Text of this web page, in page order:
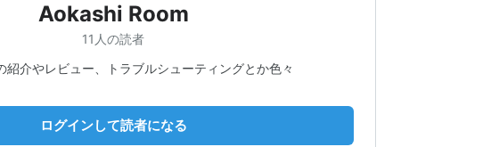
Aokashi Room
11人の読者
紹介やレビュー、トラブルシューティングとか色々
ログインして読者になる